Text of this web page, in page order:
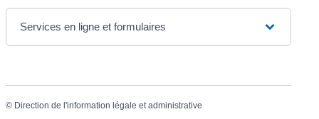
Services en ligne et formulaires
© Direction de l'information légale et administrative